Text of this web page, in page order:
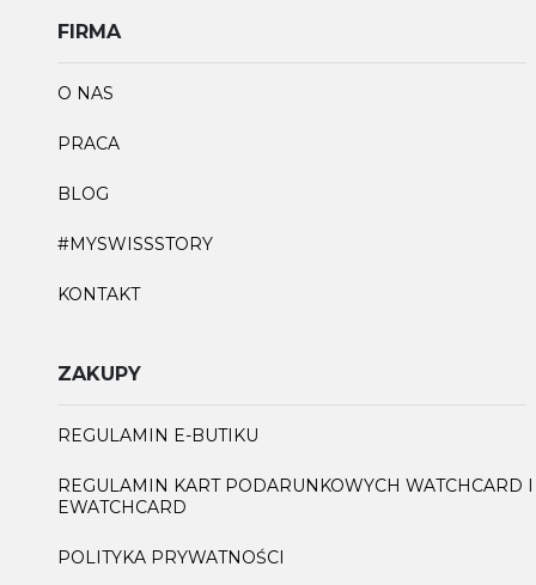
FIRMA
O NAS
PRACA
BLOG
#MYSWISSSTORY
KONTAKT
ZAKUPY
REGULAMIN E-BUTIKU
REGULAMIN KART PODARUNKOWYCH WATCHCARD I
EWATCHCARD
POLITYKA PRYWATNOŚCI